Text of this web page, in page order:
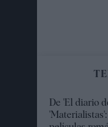
De 'El diario